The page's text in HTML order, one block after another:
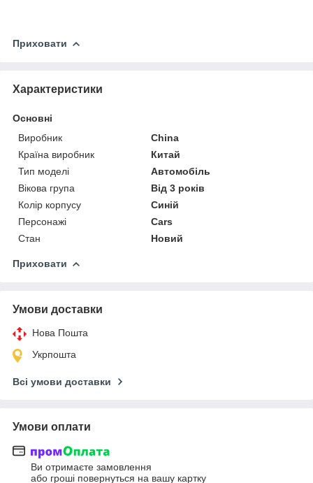
Приховати
Характеристики
Основні
Виробник
China
Країна виробник
Китай
Тип моделі
Автомобіль
Вікова група
Від 3 років
Колір корпусу
Синій
Персонажі
Cars
Стан
Новий
Приховати
Умови доставки
Нова Пошта
Укрпошта
Всі умови доставки
Умови оплати
Ви отримаєте замовлення
або гроші повернуться на вашу картку